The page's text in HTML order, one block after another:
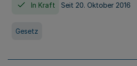
In Kraft Seit 20. Oktober 2016
Gesetz